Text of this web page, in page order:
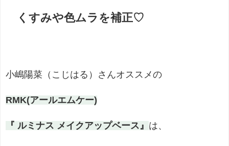
くすみや色ムラを補正♡
小嶋陽菜（こじはる）さんオススメの
RMK(アールエムケー)
『 ルミナス メイクアップベース』 は、